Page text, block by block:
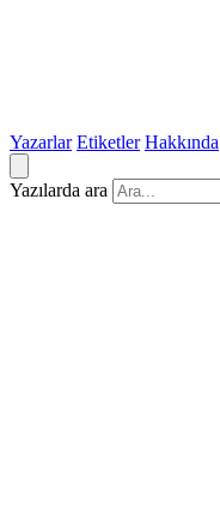
Yazarlar Etiketler Hakkında
Yazılarda ara